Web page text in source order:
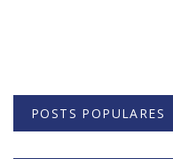
POSTS POPULARES